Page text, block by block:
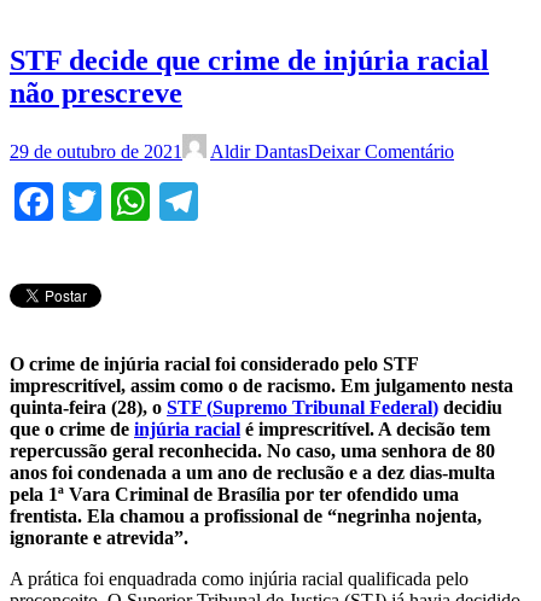
STF decide que crime de injúria racial
não prescreve
29 de outubro de 2021 Aldir DantasDeixar Comentário
Facebook
TwitterWhatsApp
O crime de injúria racial foi considerado pelo STF
imprescritível, assim como o de racismo. Em julgamento nesta
quinta-feira (28), o STF (Supremo Tribunal Federal) decidiu
que o crime de injúria racial é imprescritível. A decisão tem
repercussão geral reconhecida. No caso, uma senhora de 80
anos foi condenada a um ano de reclusão e a dez dias-multa
pela 1ª Vara Criminal de Brasília por ter ofendido uma
frentista. Ela chamou a profissional de “negrinha nojenta,
ignorante e atrevida”.
A prática foi enquadrada como injúria racial qualificada pelo